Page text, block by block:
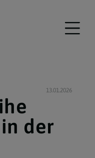
13.01.2026
der